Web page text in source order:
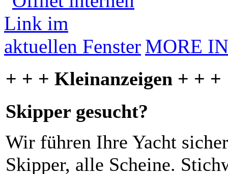
MORE
+ + + Kleinanzeigen + + +
Skipper gesucht?
Wir führen Ihre Yacht
Skipper, alle Scheine.